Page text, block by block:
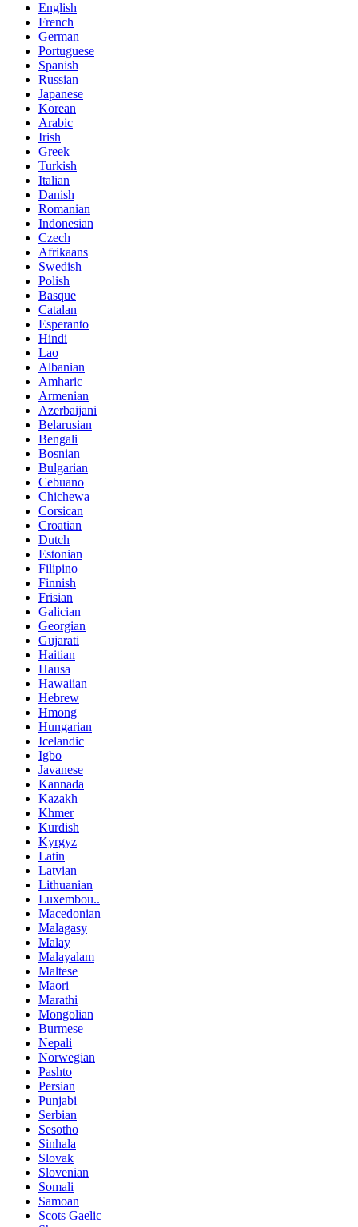
English
French
German
Portuguese
Spanish
Russian
Japanese
Korean
Arabic
Irish
Greek
Turkish
Italian
Danish
Romanian
Indonesian
Czech
Afrikaans
Swedish
Polish
Basque
Catalan
Esperanto
Hindi
Lao
Albanian
Amharic
Armenian
Azerbaijani
Belarusian
Bengali
Bosnian
Bulgarian
Cebuano
Chichewa
Corsican
Croatian
Dutch
Estonian
Filipino
Finnish
Frisian
Galician
Georgian
Gujarati
Haitian
Hausa
Hawaiian
Hebrew
Hmong
Hungarian
Icelandic
Igbo
Javanese
Kannada
Kazakh
Khmer
Kurdish
Kyrgyz
Latin
Latvian
Lithuanian
Luxembou..
Macedonian
Malagasy
Malay
Malayalam
Maltese
Maori
Marathi
Mongolian
Burmese
Nepali
Norwegian
Pashto
Persian
Punjabi
Serbian
Sesotho
Sinhala
Slovak
Slovenian
Somali
Samoan
Scots Gaelic